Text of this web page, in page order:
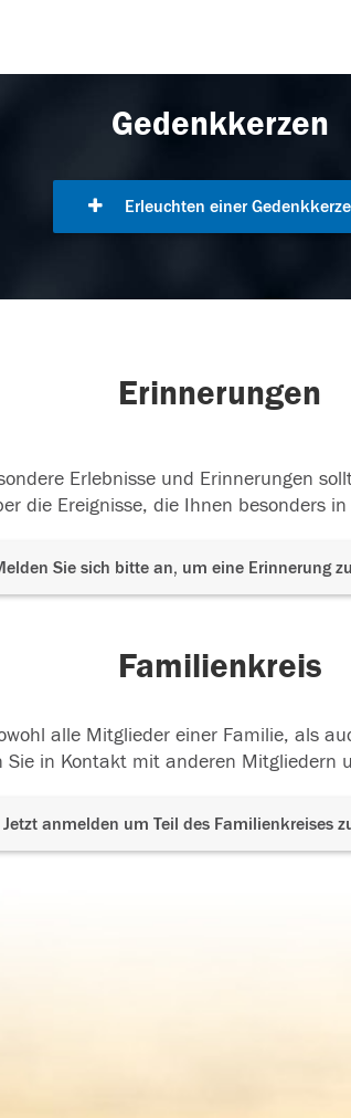
Gedenkkerzen
Erleuchten einer Gedenkkerze
Erinnerungen
Erlebnisse und Erinnerungen
die Ereignisse, die Ihnen besonders
Sie sich bitte an, um eine Erinnerung
Familienkreis
alle Mitglieder einer Familie, als
Sie in Kontakt mit anderen Mitgliedern
Jetzt anmelden um Teil des Familienkreises